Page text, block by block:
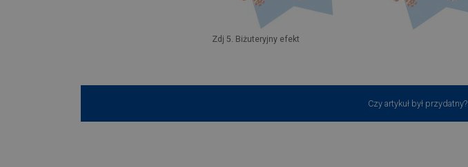
Zdj 5. Biżuteryjny efekt
Czy artykuł był przydatny?